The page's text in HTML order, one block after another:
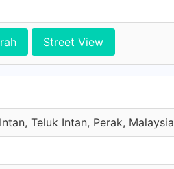
Street View
Teluk Intan, Perak, Malaysia